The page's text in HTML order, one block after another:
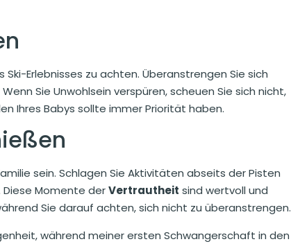
Erlebnisses zu achten. Überanstrengen Sie sich
Sie Unwohlsein verspüren, scheuen Sie sich nicht,
Ihres Babys sollte immer Priorität haben.
sein. Schlagen Sie Aktivitäten abseits der Pisten
Diese Momente derVertrautheit sind wertvoll und
Sie darauf achten, sich nicht zu überanstrengen.
während meiner ersten Schwangerschaft in den